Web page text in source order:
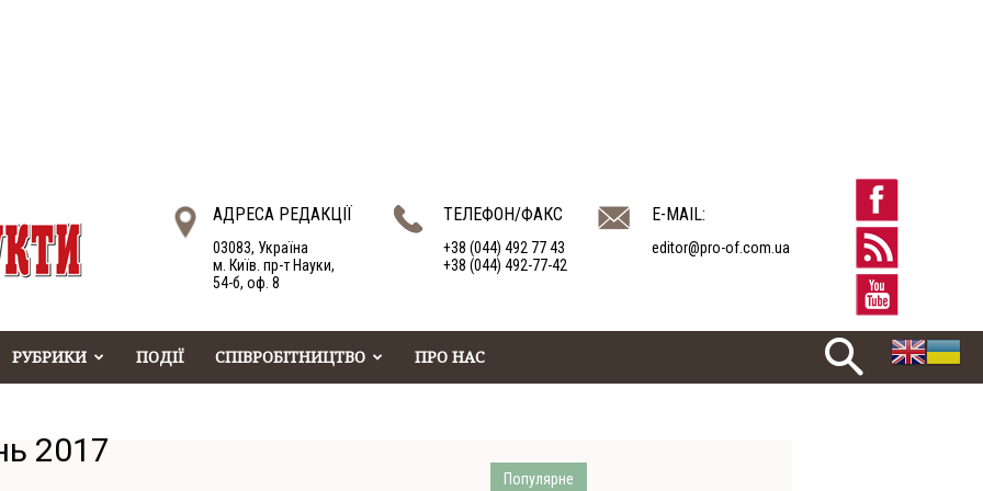
АДРЕСА РЕДАКЦІЇ
03083, Україна
м. Київ. пр-т Науки,
54-б, оф. 8
ТЕЛЕФОН/ФАКС
+38 (044) 492 77 43
+38 (044) 492-77-42
E-MAIL:
editor@pro-of.com.ua
РУБРИКИ ПОДІЇ СПІВРОБІТНИЦТВО ПРО НАС
2017
Популярне